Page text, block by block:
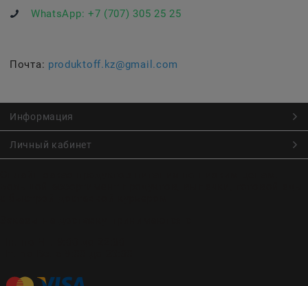
WhatsApp: +7 (707) 305 25 25
Почта: produktoff.kz@gmail.com
Информация
Личный кабинет